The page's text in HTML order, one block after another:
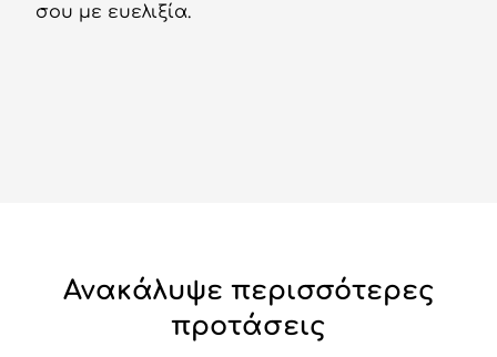
σου με ευελιξία.
Ανακάλυψε περισσότερες
προτάσεις